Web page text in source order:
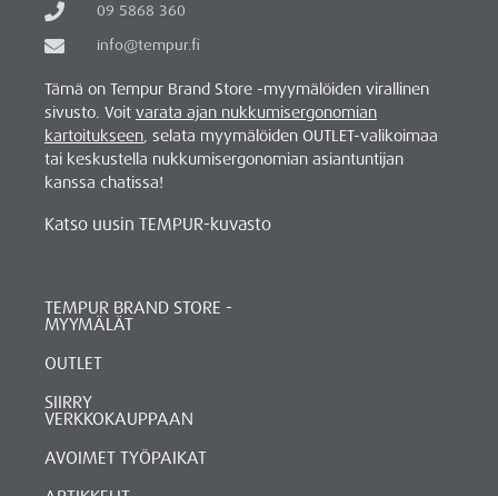
09 5868 360
info@tempur.fi
Tämä on Tempur Brand Store -myymälöiden virallinen
sivusto. Voit varata ajan nukkumisergonomian
kartoitukseen, selata myymälöiden OUTLET-valikoimaa
tai keskustella nukkumisergonomian asiantuntijan
kanssa chatissa!
Katso uusin TEMPUR-kuvasto
TEMPUR BRAND STORE -
MYYMÄLÄT
OUTLET
SIIRRY
VERKKOKAUPPAAN
AVOIMET TYÖPAIKAT